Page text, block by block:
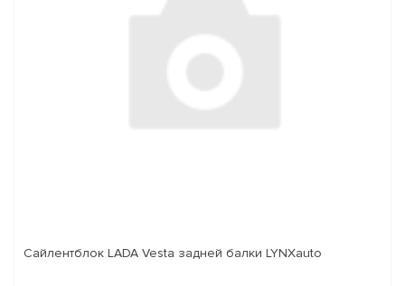
Сайлентблок LADA Vesta задней балки LYNXauto